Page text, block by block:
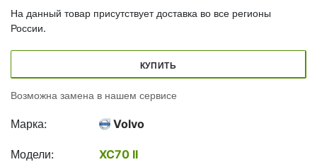
На данный товар присутствует доставка во все регионы
России.
КУПИТЬ
Возможна замена в нашем сервисе
Марка: Volvo
Модели: XC70 II